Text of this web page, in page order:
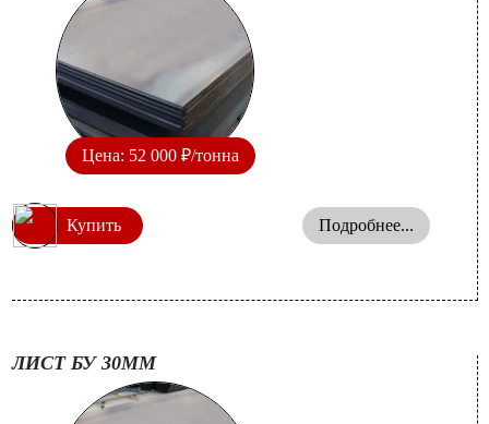
Цена: 52 000 ₽/тонна
Купить Подробнее...
ЛИСТ БУ 30ММ